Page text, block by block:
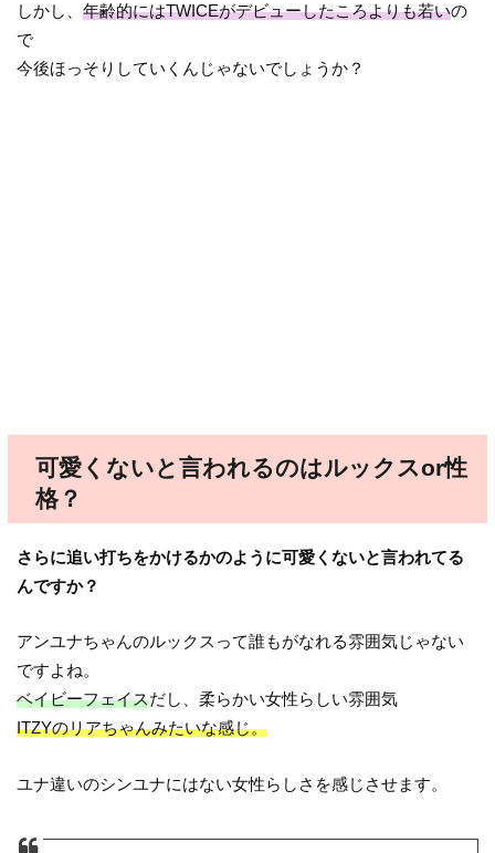
しかし、年齢的にはTWICEがデビューしたころよりも若いの
で
今後ほっそりしていくんじゃないでしょうか？
可愛くないと言われるのはルックスor性
格？
さらに追い打ちをかけるかのように可愛くないと言われてる
んですか？
アンユナちゃんのルックスって誰もがなれる雰囲気じゃない
ですよね。
ベイビーフェイスだし、柔らかい女性らしい雰囲気
ITZYのリアちゃんみたいな感じ。
ユナ違いのシンユナにはない女性らしさを感じさせます。